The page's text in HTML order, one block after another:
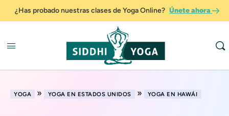
¿Has probado nuestras clases de Yoga Online? Únete ahora
YOGA » YOGA EN ESTADOS UNIDOS » YOGA EN HAWÁI